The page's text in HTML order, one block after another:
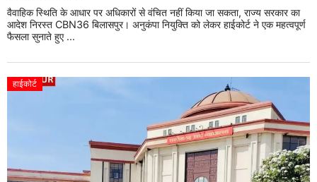
वैवाहिक स्थिति के आधार पर अधिकारों से वंचित नहीं किया जा सकता, राज्य सरकार का
आदेश निरस्त CBN36 बिलासपुर। अनुकंपा नियुक्ति को लेकर हाईकोर्ट ने एक महत्वपूर्ण
फैसला सुनाते हुए ...
हाईकोर्ट